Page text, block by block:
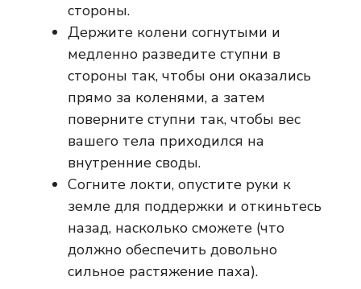
стороны.
Держите колени согнутыми и
медленно разведите ступни в
стороны так, чтобы они оказались
прямо за коленями, а затем
поверните ступни так, чтобы вес
вашего тела приходился на
внутренние своды.
Согните локти, опустите руки к
земле для поддержки и откиньтесь
назад, насколько сможете (что
должно обеспечить довольно
сильное растяжение паха).